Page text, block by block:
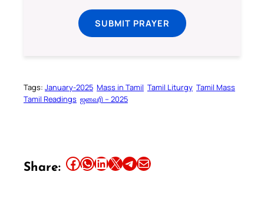
SUBMIT PRAYER
Tags: January-2025 Mass in Tamil Tamil Liturgy Tamil Mass
Tamil Readings ஜனவரி – 2025
Share: Share this article on Facebook Share this article on WhatsApp Share this article on LinkedIn Share this article on X Share this article on TelegramEmail this Article